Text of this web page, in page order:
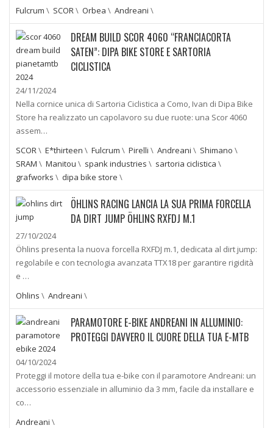
Fulcrum \ SCOR \ Orbea \ Andreani \
DREAM BUILD SCOR 4060 “FRANCIACORTA
SATEN”: DIPA BIKE STORE E SARTORIA
CICLISTICA
24/11/2024
Nella cornice unica di Sartoria Ciclistica a Como, Ivan di Dipa Bike
Store ha realizzato un capolavoro su due ruote: una Scor 4060
assem…
SCOR \ E*thirteen \ Fulcrum \ Pirelli \ Andreani \ Shimano \
SRAM \ Manitou \ spank industries \ sartoria ciclistica \
grafworks \ dipa bike store \
ÖHLINS RACING LANCIA LA SUA PRIMA FORCELLA
DA DIRT JUMP ÖHLINS RXFDJ M.1
27/10/2024
Öhlins presenta la nuova forcella RXFDJ m.1, dedicata al dirt jump:
regolabile e con tecnologia avanzata TTX18 per garantire rigidità
e …
Ohlins \ Andreani \
PARAMOTORE E-BIKE ANDREANI IN ALLUMINIO:
PROTEGGI DAVVERO IL CUORE DELLA TUA E-MTB
04/10/2024
Proteggi il motore della tua e-bike con il paramotore Andreani: un
accessorio essenziale in alluminio da 3 mm, facile da installare e
co…
Andreani \